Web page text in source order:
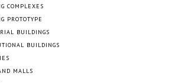
COMPLEXES
PROTOTYPE
BUILDINGS
BUILDINGS
MALLS